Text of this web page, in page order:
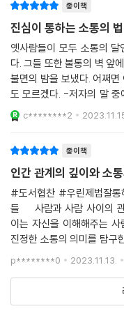
고 말한다. ‘나’를 찾았으면
이다.
소통을 위해 키워야 할 관계
금수저 중 금수저인 남공철
길주는 서른여섯 살 차이의
0대의 박지원은 10대의 박
고, 강세황은 어린 김홍도를
지냈다. 스승과 제자로 수십
야기를 나눈 것은 단 한 번밖
삶을 살아가는 자세, 공부
도 달랐지만, 함께 벗하며 지
의 수준은 어떤지와 같은 세
반자로 삼기에는 충분한 사
하나로 통하는, 정신적 차원
진정한 소통이란 누가 나를
알아보는 눈을 가지는 것임
종이책
진심이 통하는 소통의
옛사람들이 모두 소통의
다. 그들 또한 불통의 벽 앞
불면의 밤을 보냈다. 어쩌
도 모르겠다. -저자의 말 중에서삶이란, 서로 이어
을 무시할 수 없죠..그래서
지 않는 순간과
c********2
종이책
인간 관계의 깊이와 소
#도서협찬 #우린제법잘통해 #설흔 #나무를심는사람
들 사람과 사람 사이의 관계는 언제나 복잡하다. 어떤
이는 자신을 이해해주는
진정한 소통의 의미를 탐구
본질을 깊이 있게 다룬 책
이다. ＜우린 제법 잘 통해＞의 설흔 작가는 역사 속 인
물들의 삶과 사상을 탐구하
p********0 2023.11.13.